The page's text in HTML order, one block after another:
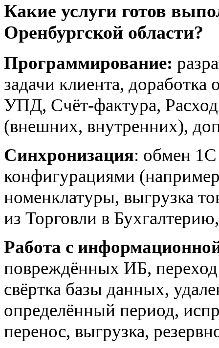
Какие услуги готов
Оренбургской области?
Программирование:
задачи клиента,
УПД, Счёт-фактура,
(внешних, внутренних),
Синхронизация: обмен
конфигурациями
номенклатуры, выгрузка
из Торговли в
Работа с
повреждённых ИБ,
свёртка базы данных,
определённый период,
перенос, выгрузка,